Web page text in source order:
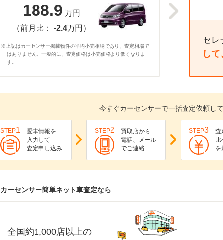
188.9 万円
（前月比： -2.4万円）
※上記はカーセンサー掲載物件の平均小売相場であり、査定相場で
はありません。一般的に、査定価格は小売価格より低くなりま
す。
セレ
して
今すぐカーセンサーで一括査定依頼し
STEP1
愛車情報を
入力して
査定申し込み
STEP2
買取店から
電話、メール
でご連絡
STEP3
査
比
を
カーセンサー簡単ネット車査定なら
全国約1,000店以上の